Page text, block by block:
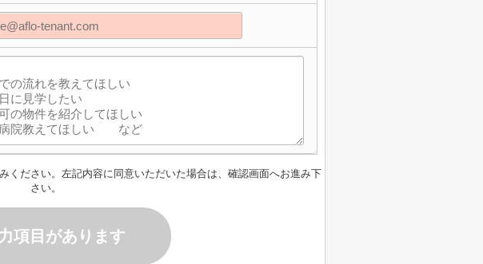
ください。左記内容に同意いただいた場合は、確認画面へお進み下
さい。
項目があります